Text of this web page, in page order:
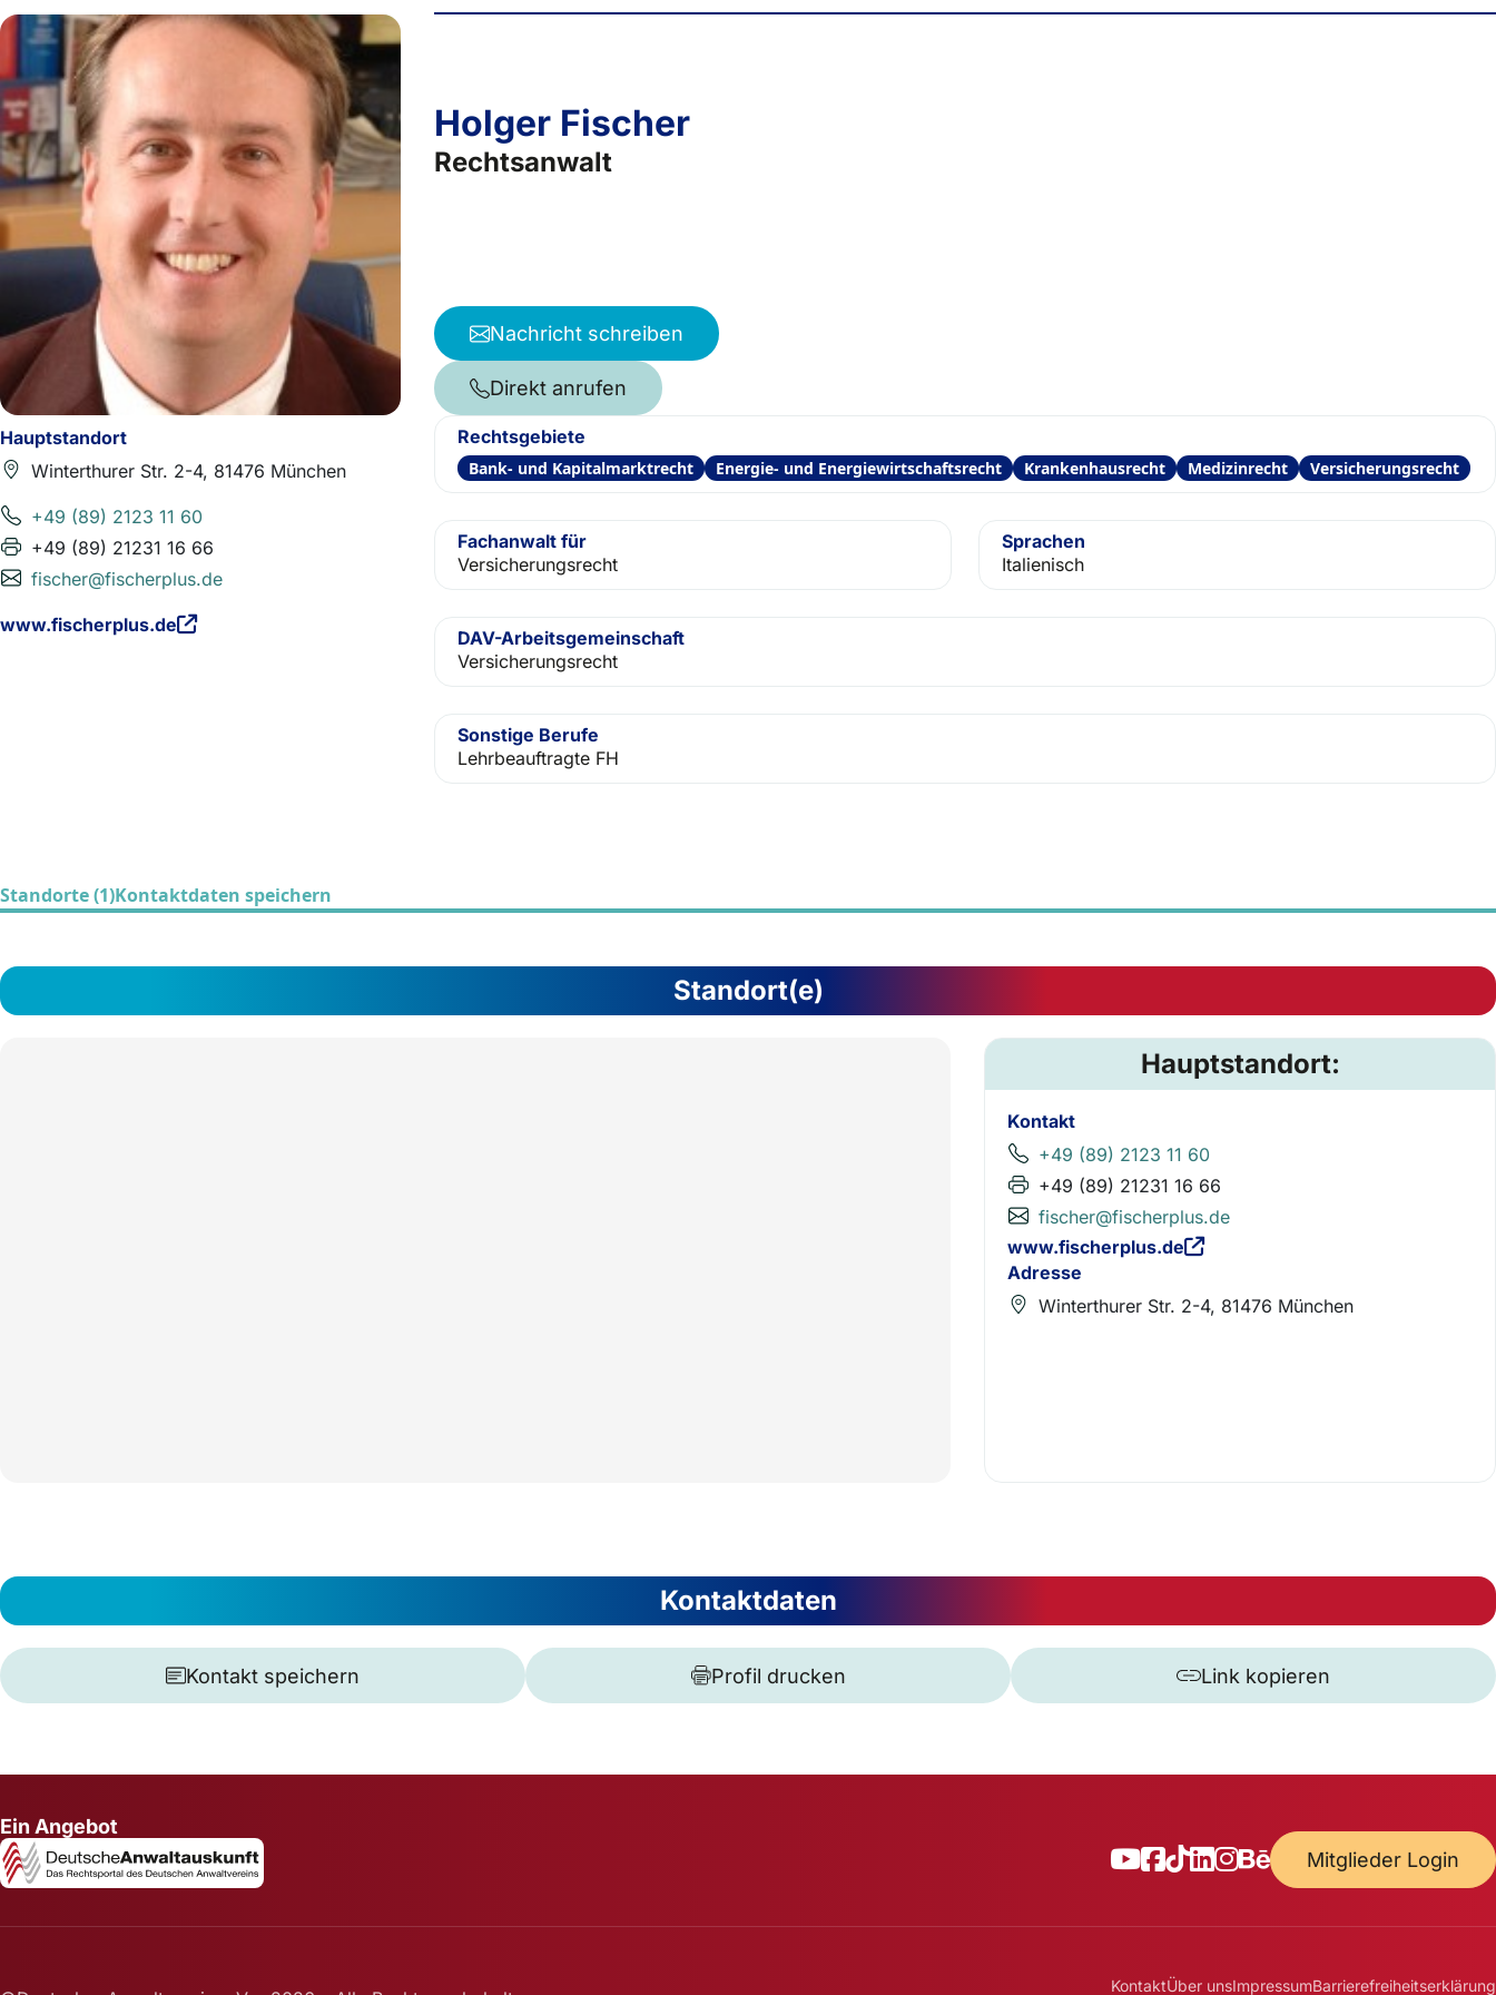
Hauptstandort
Winterthurer Str. 2-4, 81476 München
+49 (89) 2123 11 60
+49 (89) 21231 16 66
fischer@fischerplus.de
www.fischerplus.de
Holger Fischer
Rechtsanwalt
Nachricht schreiben
Direkt anrufen
Rechtsgebiete
Bank- und Kapitalmarktrecht Energie- und Energiewirtschaftsrecht Krankenhausrecht Medizinrecht Versicherungsrecht
Fachanwalt für
Versicherungsrecht
Sprachen
Italienisch
DAV-Arbeitsgemeinschaft
Versicherungsrecht
Sonstige Berufe
Lehrbeauftragte FH
Standorte (1)Kontaktdaten speichern
Standort(e)
Hauptstandort:
Kontakt
+49 (89) 2123 11 60
+49 (89) 21231 16 66
fischer@fischerplus.de
www.fischerplus.de
Adresse
Winterthurer Str. 2-4, 81476 München
Kontaktdaten
Kontakt speichern Profil drucken Link kopieren
Ein Angebot
Mitglieder Login
KontaktÜber unsImpressumBarrierefreiheitserklärung